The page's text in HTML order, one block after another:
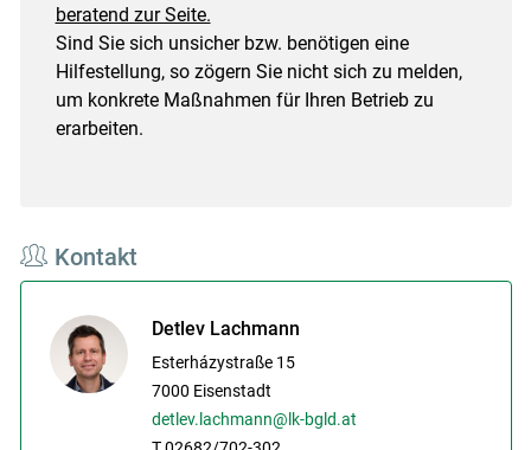
beratend zur Seite.
Sind Sie sich unsicher bzw. benötigen eine
Hilfestellung, so zögern Sie nicht sich zu melden,
um konkrete Maßnahmen für Ihren Betrieb zu
erarbeiten.
Kontakt
Detlev Lachmann
Esterházystraße 15
7000 Eisenstadt
detlev.lachmann@lk-bgld.at